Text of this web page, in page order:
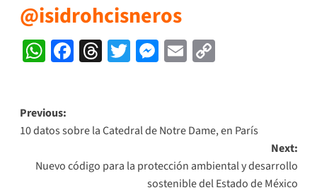
@isidrohcisneros
WhatsApp
Facebook
Threads
Twitter
Messenger
EmailCopy
Post
navigation
Previous:
10 datos sobre la Catedral de Notre Dame, en París
Next:
Nuevo código para la protección ambiental y desarrollo
sostenible del Estado de México